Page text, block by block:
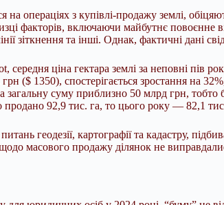
на операціях з купівлі-продажу землі,
факторів, включаючи майбутнє повоєнне
зіткнення та інші. Однак, фактичні дані
середня ціна гектара землі за неповні
($ 1350), спостерігається зростання на
загальну суму приблизно 50 млрд грн,
продано 92,9 тис. га, то цього року — 82,1
геодезії, картографії та кадастру,
масового продажу ділянок не